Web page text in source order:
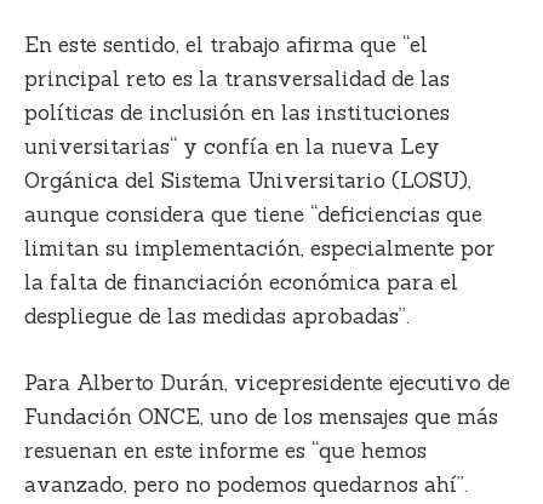
En este sentido, el trabajo afirma que “el
principal reto es la transversalidad de las
políticas de inclusión en las instituciones
universitarias“ y confía en la nueva Ley
Orgánica del Sistema Universitario (LOSU),
aunque considera que tiene “deficiencias que
limitan su implementación, especialmente por
la falta de financiación económica para el
despliegue de las medidas aprobadas”.
Para Alberto Durán, vicepresidente ejecutivo de
Fundación ONCE, uno de los mensajes que más
resuenan en este informe es “que hemos
avanzado, pero no podemos quedarnos ahí”.